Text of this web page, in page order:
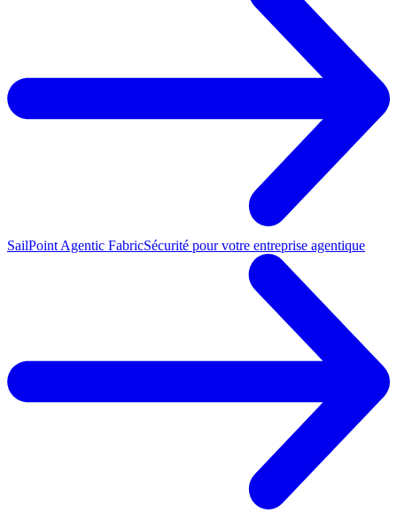
SailPoint Agentic FabricSécurité pour votre entreprise agentique